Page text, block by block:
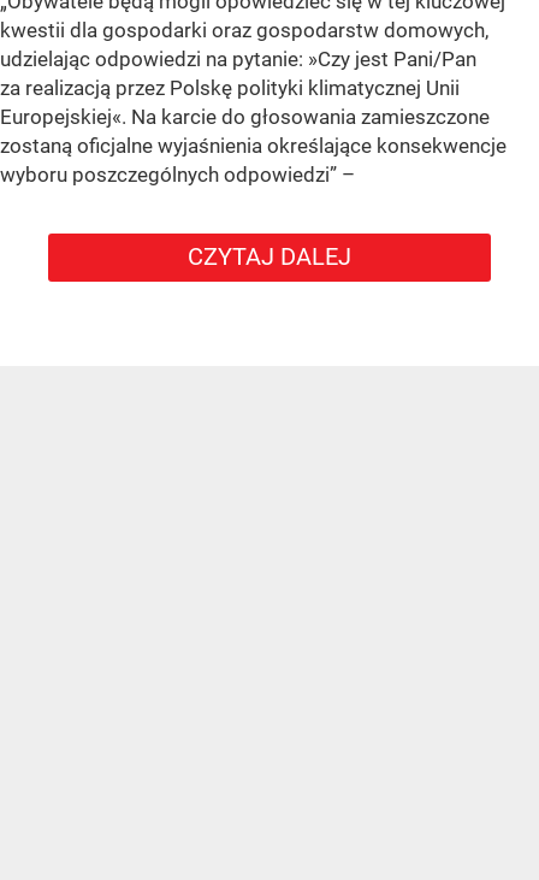
kwestii dla gospodarki oraz gospodarstw domowych,
udzielając odpowiedzi na pytanie: »Czy jest Pani/Pan
za realizacją przez Polskę polityki klimatycznej Unii
Europejskiej«. Na karcie do głosowania zamieszczone
zostaną oficjalne wyjaśnienia określające konsekwencje
wyboru poszczególnych odpowiedzi” –
CZYTAJ DALEJ